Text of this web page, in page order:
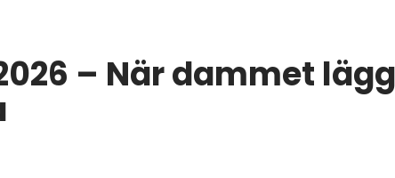
– När dammet